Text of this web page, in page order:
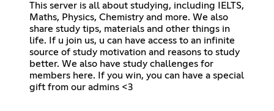
This server is all about studying, including IELTS,
Maths, Physics, Chemistry and more. We also
share study tips, materials and other things in
life. If u join us, u can have access to an infinite
source of study motivation and reasons to study
better. We also have study challenges for
members here. If you win, you can have a special
gift from our admins <3